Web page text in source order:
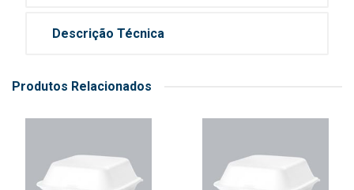
Descrição Técnica
Produtos Relacionados